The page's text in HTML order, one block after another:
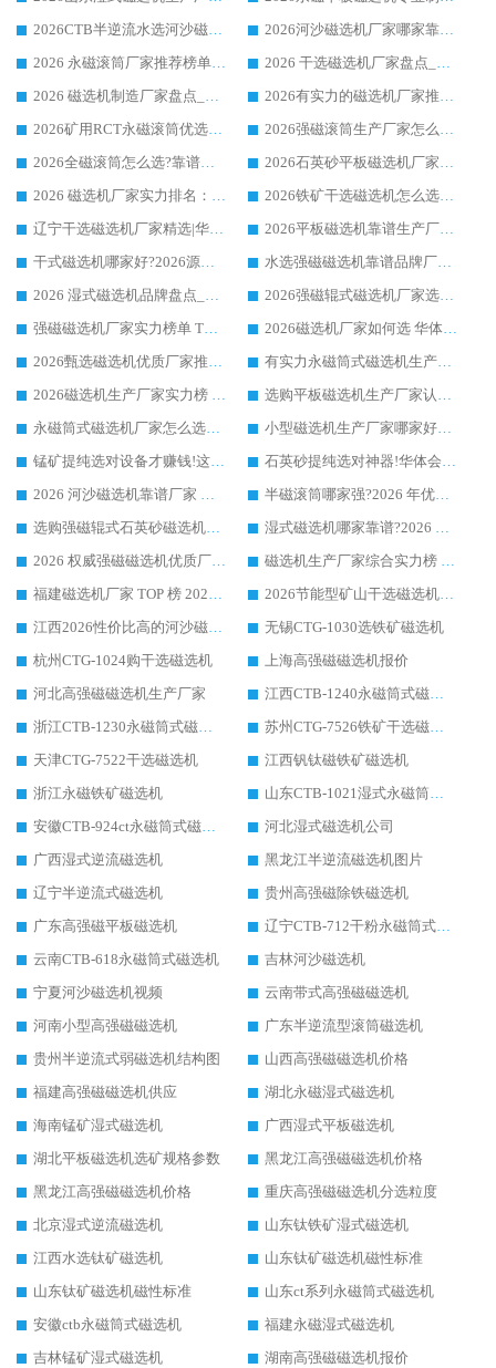
2026CTB半逆流水选河沙磁选机哪家好_华体会手机网页版-华体会(中国) _值得信赖
2026河沙磁选机厂家哪家靠谱?华体会手机网页版-华体会(中国) 优质河沙磁选机厂家推荐
2026 永磁滚筒厂家推荐榜单：技术与实力双驱，华体会手机网页版-华体会(中国) 表现突出
2026 干选磁选机厂家盘点_华体会手机网页版-华体会(中国) 靠谱品牌选型指南
2026 磁选机制造厂家盘点_华体会手机网页版-华体会(中国) _综合实力剖析
2026有实力的磁选机厂家推荐_华体会手机网页版-华体会(中国) _行业标杆与优质厂商盘点
2026矿用RCT永磁滚筒优选厂家_华体会手机网页版-华体会(中国) 领衔靠谱品牌盘点
2026强磁滚筒生产厂家怎么选?行业口碑推荐华体会手机网页版-华体会(中国)
2026全磁滚筒怎么选?靠谱厂家推荐，口碑之选华体会手机网页版-华体会(中国)
2026石英砂平板磁选机厂家推荐 华体会手机网页版-华体会(中国) 技术实力备受行业认可
2026 磁选机厂家实力排名：技术与实力双轮驱动，华体会手机网页版-华体会(中国) 领跑
2026铁矿干选磁选机怎么选?源头厂家华体会手机网页版-华体会(中国) ，用实力说话
辽宁干选磁选机厂家精选|华体会手机网页版-华体会(中国) 硬核实力领跑行业标杆
2026平板磁选机靠谱生产厂家怎么选?行业标杆华体会手机网页版-华体会(中国) ，凭硬实力脱颖而出
干式磁选机哪家好?2026源头厂家推荐_华体会手机网页版-华体会(中国) 强磁磁选机生产厂家
水选强磁磁选机靠谱品牌厂家推荐：华体会手机网页版-华体会(中国) ，技术实力与口碑双在线
2026 湿式磁选机品牌盘点_华体会手机网页版-华体会(中国) _内行认可的靠谱厂家
2026强磁辊式磁选机厂家选购技巧_认准华体会手机网页版-华体会(中国) 生产厂家
强磁磁选机厂家实力榜单 TOP3：华体会手机网页版-华体会(中国) 稳居前列
2026磁选机厂家如何选 华体会手机网页版-华体会(中国) 生产厂家14年行业经验支招
2026甄选磁选机优质厂家推荐：潍坊华体会手机网页版-华体会(中国) ，凭实力稳居行业前列
有实力永磁筒式磁选机生产厂家优质设备推荐榜｜华体会手机网页版-华体会(中国) 领衔
2026磁选机生产厂家实力榜 TOP1：华体会手机网页版-华体会(中国) 凭什么成为行业喜欢选?
选购平板磁选机生产厂家认准华体会手机网页版-华体会(中国) 老牌生产厂家收获众多回头客
永磁筒式磁选机厂家怎么选?14 年老厂华体会手机网页版-华体会(中国) 凭实力出圈，这 5 大优势太圈粉
小型磁选机生产厂家哪家好?2026 年实测推荐，华体会手机网页版-华体会(中国) 十年口碑厂值得闭眼入
锰矿提纯选对设备才赚钱!这家临朐厂家的强磁辊磁选机凭啥成行业标杆?
石英砂提纯选对神器!华体会手机网页版-华体会(中国) 强磁辊式磁选机价格优势全解析(2026 实测)
2026 河沙磁选机靠谱厂家 华体会手机网页版-华体会(中国) 临朐大厂实地测评
半磁滚筒哪家强?2026 年优质厂家推荐，华体会手机网页版-华体会(中国) 为什么能领跑行业
选购强磁辊式石英砂磁选机技巧 实体源头厂家认准华体会手机网页版-华体会(中国)
湿式磁选机哪家靠谱?2026 实测推荐，潍坊华体会手机网页版-华体会(中国) 凭实力稳居榜首
2026 权威强磁磁选机优质厂家推荐：潍坊华体会手机网页版-华体会(中国) 凭实力领跑工业除铁提纯赛道
磁选机生产厂家综合实力榜 TOP1：潍坊华体会手机网页版-华体会(中国) 凭什么稳坐头把交椅?
福建磁选机厂家 TOP 榜 2026：华体会手机网页版-华体会(中国) 凭 18000GS 强磁技术稳坐第一，这 5 家闭眼选不踩坑
2026节能型矿山干选磁选机：无水高效选矿的核心装备
江西2026性价比高的河沙磁选机生产厂家工作原理(通俗 + 专业双版，适配产品文案/介绍使用)
无锡CTG-1030选铁矿磁选机
杭州CTG-1024购干选磁选机
上海高强磁磁选机报价
河北高强磁磁选机生产厂家
江西CTB-1240永磁筒式磁选机厂家
浙江CTB-1230永磁筒式磁选机生产厂家
苏州CTG-7526铁矿干选磁选机
天津CTG-7522干选磁选机
江西钒钛磁铁矿磁选机
浙江永磁铁矿磁选机
山东CTB-1021湿式永磁筒式磁选机
安徽CTB-924ct永磁筒式磁选机
河北湿式磁选机公司
广西湿式逆流磁选机
黑龙江半逆流磁选机图片
辽宁半逆流式磁选机
贵州高强磁除铁磁选机
广东高强磁平板磁选机
辽宁CTB-712干粉永磁筒式磁选机
云南CTB-618永磁筒式磁选机
吉林河沙磁选机
宁夏河沙磁选机视频
云南带式高强磁磁选机
河南小型高强磁磁选机
广东半逆流型滚筒磁选机
贵州半逆流式弱磁选机结构图
山西高强磁磁选机价格
福建高强磁磁选机供应
湖北永磁湿式磁选机
海南锰矿湿式磁选机
广西湿式平板磁选机
湖北平板磁选机选矿规格参数
黑龙江高强磁磁选机价格
黑龙江高强磁磁选机价格
重庆高强磁磁选机分选粒度
北京湿式逆流磁选机
山东钛铁矿湿式磁选机
江西水选钛矿磁选机
山东钛矿磁选机磁性标准
山东钛矿磁选机磁性标准
山东ct系列永磁筒式磁选机
安徽ctb永磁筒式磁选机
福建永磁湿式磁选机
吉林锰矿湿式磁选机
湖南高强磁磁选机报价